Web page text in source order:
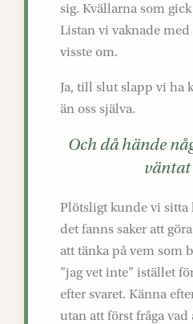
sig. Kvällarna som
Listan vi vaknade
visste om.
Ja, till slut slapp vi ha
än oss själva.
Och då hände
väntat
Plötsligt kunde vi sitta
det fanns saker att
att tänka på vem som
”jag vet inte” istället
efter svaret. Känna
utan att först fråga vad